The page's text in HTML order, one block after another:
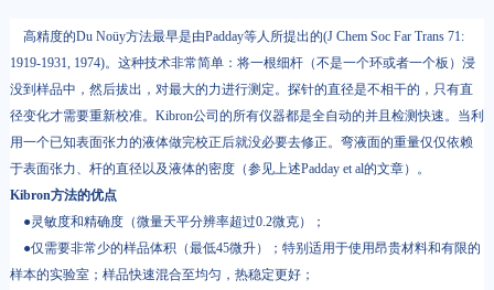
高精度的Du Noüy方法最早是由Padday等人所提出的(J Chem Soc Far Trans 71:
1919-1931, 1974)。这种技术非常简单：将一根细杆（不是一个环或者一个板）浸
没到样品中，然后拔出，对最大的力进行测定。探针的直径是不相干的，只有直
径变化才需要重新校准。Kibron公司的所有仪器都是全自动的并且检测快速。当利
用一个已知表面张力的液体做完校正后就没必要去修正。弯液面的重量仅仅依赖
于表面张力、杆的直径以及液体的密度（参见上述Padday et al的文章）。
Kibron方法的优点
●灵敏度和精确度（微量天平分辨率超过0.2微克）；
●仅需要非常少的样品体积（最低45微升）；特别适用于使用昂贵材料和有限的
样本的实验室；样品快速混合至均匀，热稳定更好；